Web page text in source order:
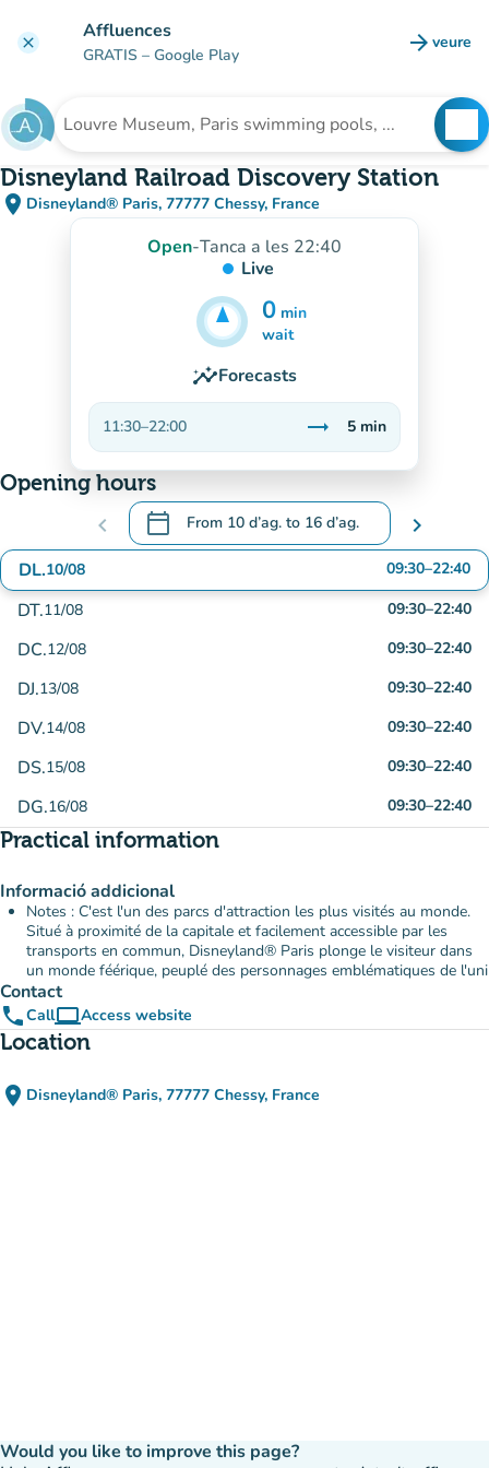
clear Affluences
GRATIS – Google Play arrow_forward veure
(new
Search for an institution
Disneyland Railroad Discovery Station
place Disneyland® Paris, 77777 Chessy, France
(open in Google Maps)
(new tab)
Open-Tanca a les 22:40
Live
0 min
5min
wait
insightsForecasts
11:30–22:00 trending_flat
Stable
5 min
Opening hours
chevron_left calendar_today From 10 d’ag. to 16 d’ag.
.Open the calendar to change dates
chevron_right
DL.10/08 09:30–22:40
DT.11/08 09:30–22:40
DC.12/08 09:30–22:40
DJ.13/08 09:30–22:40
DV.14/08 09:30–22:40
DS.15/08 09:30–22:40
DG.16/08 09:30–22:40
Practical information
Informació addicional
Notes : C'est l'un des parcs d'attraction les plus visités au monde.
Situé à proximité de la capitale et facilement accessible par les
transports en commun, Disneyland® Paris plonge le visiteur dans
un monde féérique, peuplé des personnages emblématiques de l'uni
Contact
phoneCallcomputerAccess website
(new tab)
Location
place Disneyland® Paris, 77777 Chessy, France
(open in Google Maps)
(new tab)
Would you like to improve this page?